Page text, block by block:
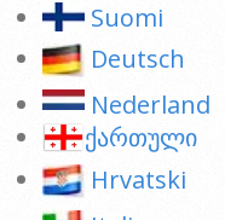
Suomi
Deutsch
Nederland
ქართული
Hrvatski